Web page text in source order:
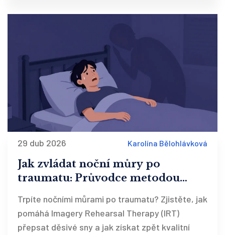
29 dub 2026 Karolína Bělohlávková
Jak zvládat noční můry po
traumatu: Průvodce metodou
Imagery Rehearsal Therapy
Trpíte nočními můrami po traumatu? Zjistěte, jak
pomáhá Imagery Rehearsal Therapy (IRT)
přepsat děsivé sny a jak získat zpět kvalitní